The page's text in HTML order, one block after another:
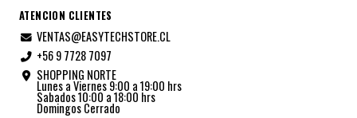
ATENCION CLIENTES
VENTAS@EASYTECHSTORE.CL
+56 9 7728 7097
SHOPPING NORTE
Lunes a Viernes 9:00 a 19:00 hrs
Sabados 10:00 a 18:00 hrs
Domingos Cerrado